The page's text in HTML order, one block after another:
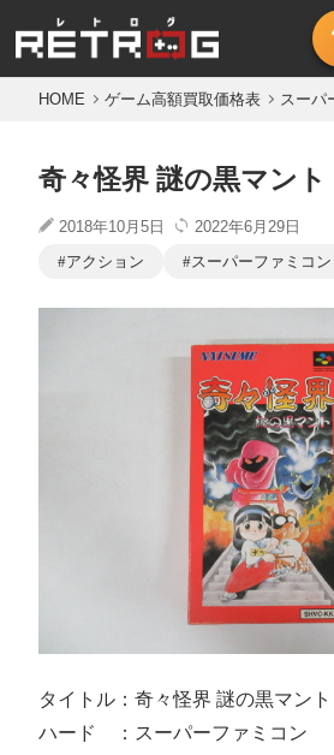
HOME ゲーム高額買取価格表 スーパ
奇々怪界 謎の黒マント
2018年10月5日
2022年6月29日
アクション
スーパーファミコン
タイトル：奇々怪界 謎の黒マント
ハード ：スーパーファミコン